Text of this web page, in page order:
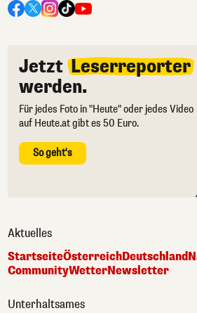
Jetzt Leserreporter
werden.
Für jedes Foto in "Heute" oder jedes Video
auf Heute.at gibt es 50 Euro.
So geht's
Aktuelles
StartseiteÖsterreichDeutschland
CommunityWetterNewsletter
Unterhaltsames